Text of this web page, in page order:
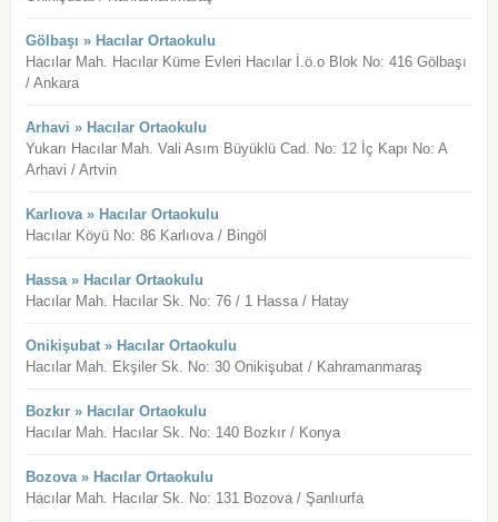
Gölbaşı » Hacılar Ortaokulu
Hacılar Mah. Hacılar Küme Evleri Hacılar İ.ö.o Blok No: 416 Gölbaşı
/ Ankara
Arhavi » Hacılar Ortaokulu
Yukarı Hacılar Mah. Vali Asım Büyüklü Cad. No: 12 İç Kapı No: A
Arhavi / Artvin
Karlıova » Hacılar Ortaokulu
Hacılar Köyü No: 86 Karlıova / Bingöl
Hassa » Hacılar Ortaokulu
Hacılar Mah. Hacılar Sk. No: 76 / 1 Hassa / Hatay
Onikişubat » Hacılar Ortaokulu
Hacılar Mah. Ekşiler Sk. No: 30 Onikişubat / Kahramanmaraş
Bozkır » Hacılar Ortaokulu
Hacılar Mah. Hacılar Sk. No: 140 Bozkır / Konya
Bozova » Hacılar Ortaokulu
Hacılar Mah. Hacılar Sk. No: 131 Bozova / Şanlıurfa